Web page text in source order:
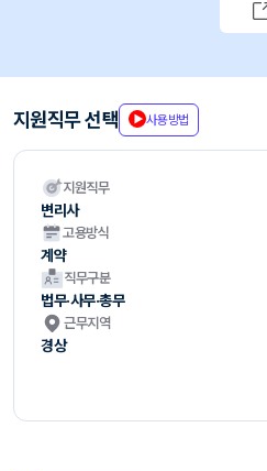
지원직무 선택 사용방법
지원직무
변리사
고용방식
계약
직무구분
법무·사무·총무
근무지역
경상